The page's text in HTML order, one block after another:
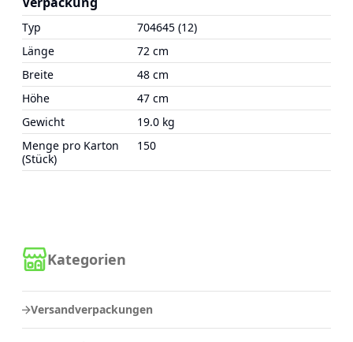
Kategorien
Versandverpackungen
Typ
704645 (12)
Länge
72 cm
Breite
48 cm
Höhe
47 cm
Gewicht
19.0 kg
Menge pro Karton
(Stück)
150